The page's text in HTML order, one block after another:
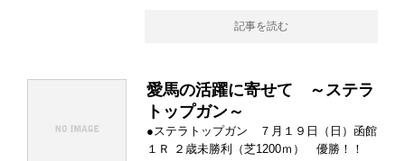
記事を読む
愛馬の活躍に寄せて ～ステラ
トップガン～
●ステラトップガン ７月１９日（日）函館
１Ｒ ２歳未勝利（芝1200ｍ） 優勝！！